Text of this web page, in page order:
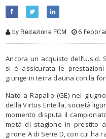
by Redazione FCM , 6
Ancora un acquisto
si è assicurata le
giunge in terra dauna con la
Nato a Rapallo (GE) nel
della Virtus Entella, società
momento disputa il
metà di stagione in prestito
girone A di Serie D, con cui ha